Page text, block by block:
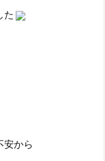
た
安から